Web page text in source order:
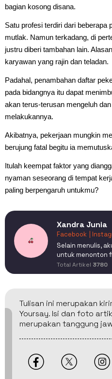
bagian kosong disana.
Satu profesi terdiri dari beberapa
mutlak. Namun terkadang, di
justru diberi tambahan lain.
karyawan yang rajin dan teladan.
Padahal, penambahan daftar
pada bidangnya itu dapat
akan terus-terusan mengeluh
melakukannya.
Akibatnya, pekerjaan mungkin
berujung fatal begitu ia
Itulah keempat faktor yang
nyaman seseorang di tempat
paling berpengaruh untukmu?
Xandra Junia
Facebook |
Selain menulis,
untuk menonton
Total Artikel 3780
Tulisan ini merupakan
Yoursay. Isi dan foto
merupakan tanggung